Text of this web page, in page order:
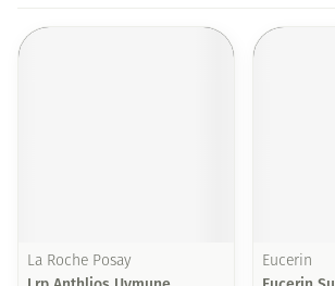
La Roche Posay Eucerin